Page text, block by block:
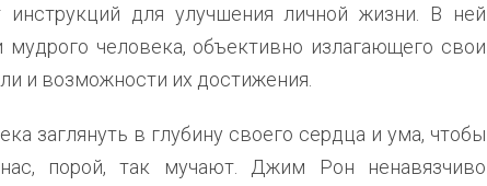
для улучшения личной жизни. В ней
человека, объективно излагающего свои
и возможности их достижения.
заглянуть в глубину своего сердца и ума, чтобы
порой, так мучают. Джим Рон ненавязчиво